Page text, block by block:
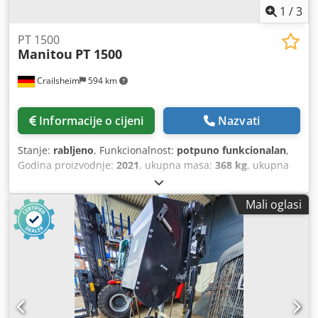
1 /3
Crailsheim 594 km
PT 1500
Manitou PT 1500
Informacije o cijeni Nazvati
Stanje: rabljeno, Funkcionalnost: potpuno funkcionalan,
Godina proizvodnje: 2021, ukupna masa: 368 kg, ukupna
, ukupna duljina:
820 mm, nosivost:1.500 kg, Rešetkasti jarbol s vitlom
Crodoya Ixyspfx Aptsf Proizvođač: Manitou Tip: PT 1500
Godina proizvodnje: 2021 Visina (mm): 900 Duljina (mm):
3.070 Nosivost (kg): 1.500 Težina (kg): 368 Širina (mm): 820
Mali oglasi